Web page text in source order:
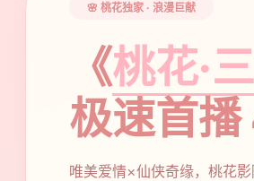
🌸 桃花独家 · 浪漫巨献
《桃花·
极速首
唯美爱情×仙侠奇缘，桃花